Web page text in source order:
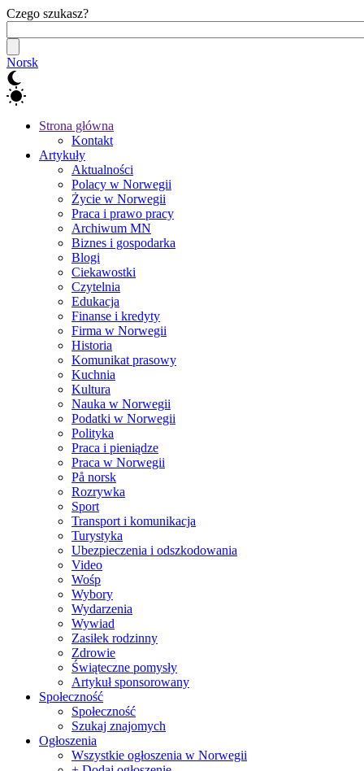
Czego szukasz?
Norsk
Strona główna
Kontakt
Artykuły
Aktualności
Polacy w Norwegii
Życie w Norwegii
Praca i prawo pracy
Archiwum MN
Biznes i gospodarka
Blogi
Ciekawostki
Czytelnia
Edukacja
Finanse i kredyty
Firma w Norwegii
Historia
Komunikat prasowy
Kuchnia
Kultura
Nauka w Norwegii
Podatki w Norwegii
Polityka
Praca i pieniądze
Praca w Norwegii
På norsk
Rozrywka
Sport
Transport i komunikacja
Turystyka
Ubezpieczenia i odszkodowania
Video
Wośp
Wybory
Wydarzenia
Wywiad
Zasiłek rodzinny
Zdrowie
Świąteczne pomysły
Artykuł sponsorowany
Społeczność
Społeczność
Szukaj znajomych
Ogłoszenia
Wszystkie ogłoszenia w Norwegii